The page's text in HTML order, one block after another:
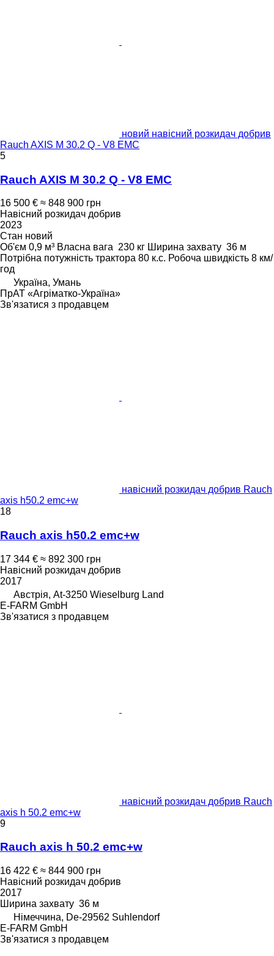
новий навісний розкидач добрив
Rauch AXIS M 30.2 Q - V8 EMC
5
Rauch AXIS M 30.2 Q - V8 EMC
16 500 € ≈ 848 900 грн
Навісний розкидач добрив
2023
Стан новий
Об'єм 0,9 м³ Власна вага 230 кг Ширина захвату 36 м
Потрібна потужність трактора 80 к.с. Робоча швидкість 8 км/
год
Україна, Умань
ПрАТ «Агріматко-Україна»
Зв'язатися з продавцем
навісний розкидач добрив Rauch
axis h50.2 emc+w
18
Rauch axis h50.2 emc+w
17 344 € ≈ 892 300 грн
Навісний розкидач добрив
2017
Австрія, At-3250 Wieselburg Land
E-FARM GmbH
Зв'язатися з продавцем
навісний розкидач добрив Rauch
axis h 50.2 emc+w
9
Rauch axis h 50.2 emc+w
16 422 € ≈ 844 900 грн
Навісний розкидач добрив
2017
Ширина захвату 36 м
Німеччина, De-29562 Suhlendorf
E-FARM GmbH
Зв'язатися з продавцем